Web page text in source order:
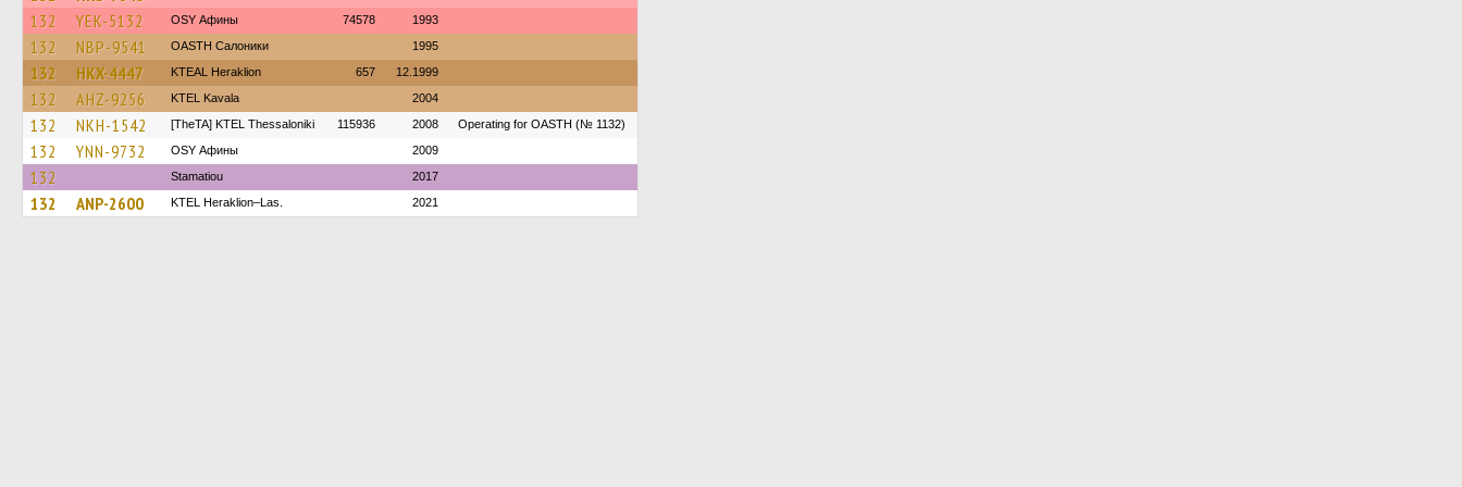
132 YEK-5132 OSY Афины 74578 1993
132 NBP-9541 OASTH Салоники 1995
132 HKX-4447 KTEAL Heraklion 657 12.1999
132 AHZ-9256 KTEL Kavala 2004
132 NKH-1542 [TheTA] KTEL Thessaloniki 115936 2008 Operating for OASTH (№ 1132)
132 YNN-9732 OSY Афины 2009
132 Stamatiou 2017
132 ANP-2600 KTEL Heraklion–Las. 2021